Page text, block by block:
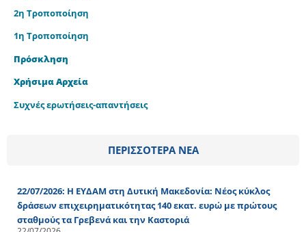
2η Τροποποίηση
1η Τροποποίηση
Πρόσκληση
Χρήσιμα Αρχεία
Συχνές ερωτήσεις-απαντήσεις
ΠΕΡΙΣΣΟΤΕΡΑ ΝΕΑ
22/07/2026: Η ΕΥΔΑΜ στη Δυτική Μακεδονία: Νέος κύκλος
δράσεων επιχειρηματικότητας 140 εκατ. ευρώ με πρώτους
σταθμούς τα Γρεβενά και την Καστοριά